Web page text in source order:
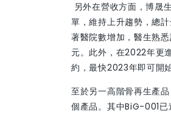
另外在營收方面，博晟
單，維持上升趨勢，總
著醫院數增加，醫生熟
元。此外，在2022年
約，最快2023年即可開
至於另一高階骨再生產
個產品。其中BiG-001